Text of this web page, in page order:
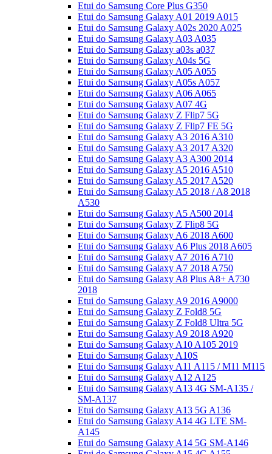
Etui do Samsung Core Plus G350
Etui do Samsung Galaxy A01 2019 A015
Etui do Samsung Galaxy A02s 2020 A025
Etui do Samsung Galaxy A03 A035
Etui do Samsung Galaxy a03s a037
Etui do Samsung Galaxy A04s 5G
Etui do Samsung Galaxy A05 A055
Etui do Samsung Galaxy A05s A057
Etui do Samsung Galaxy A06 A065
Etui do Samsung Galaxy A07 4G
Etui do Samsung Galaxy Z Flip7 5G
Etui do Samsung Galaxy Z Flip7 FE 5G
Etui do Samsung Galaxy A3 2016 A310
Etui do Samsung Galaxy A3 2017 A320
Etui do Samsung Galaxy A3 A300 2014
Etui do Samsung Galaxy A5 2016 A510
Etui do Samsung Galaxy A5 2017 A520
Etui do Samsung Galaxy A5 2018 / A8 2018
A530
Etui do Samsung Galaxy A5 A500 2014
Etui do Samsung Galaxy Z Flip8 5G
Etui do Samsung Galaxy A6 2018 A600
Etui do Samsung Galaxy A6 Plus 2018 A605
Etui do Samsung Galaxy A7 2016 A710
Etui do Samsung Galaxy A7 2018 A750
Etui do Samsung Galaxy A8 Plus A8+ A730
2018
Etui do Samsung Galaxy A9 2016 A9000
Etui do Samsung Galaxy Z Fold8 5G
Etui do Samsung Galaxy Z Fold8 Ultra 5G
Etui do Samsung Galaxy A9 2018 A920
Etui do Samsung Galaxy A10 A105 2019
Etui do Samsung Galaxy A10S
Etui do Samsung Galaxy A11 A115 / M11 M115
Etui do Samsung Galaxy A12 A125
Etui do Samsung Galaxy A13 4G SM-A135 /
SM-A137
Etui do Samsung Galaxy A13 5G A136
Etui do Samsung Galaxy A14 4G LTE SM-
A145
Etui do Samsung Galaxy A14 5G SM-A146